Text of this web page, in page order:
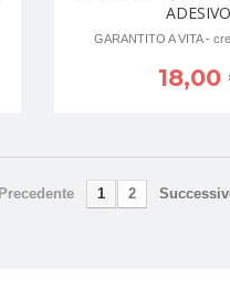
GARANTITO A VITA -
18,00
Precedente 1 2